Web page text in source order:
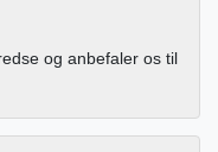
og anbefaler os til